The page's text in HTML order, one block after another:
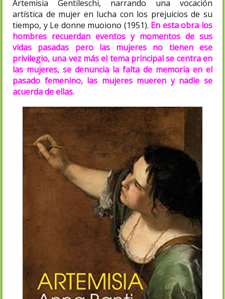
Artemisia Gentileschi, narrando una vocación
artística de mujer en lucha con los prejuicios de su
tiempo, y Le donne muoiono (1951). En esta obra los
hombres recuerdan eventos y momentos de sus
vidas pasadas pero las mujeres no tienen ese
privilegio, una vez más el tema principal se centra en
las mujeres, se denuncia la falta de memoria en el
pasado femenino, las mujeres mueren y nadie se
acuerda de ellas.